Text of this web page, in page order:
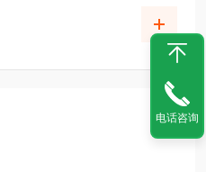
电话咨询